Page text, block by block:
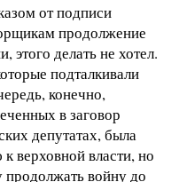
от подписи
продолжение
этого делать не хотел.
подталкивали
конечно,
в заговор
депутатах, была
верховной власти, но
продолжать войну до